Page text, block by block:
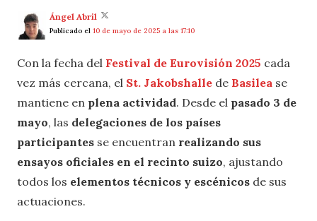
Ángel Abril
Publicado el 10 de mayo de 2025 a las 17:10
Con la fecha del Festival de Eurovisión 2025 cada
vez más cercana, el St. Jakobshalle de Basilea se
mantiene en plena actividad. Desde el pasado 3 de
mayo, las delegaciones de los países
participantes se encuentran realizando sus
ensayos oficiales en el recinto suizo, ajustando
todos los elementos técnicos y escénicos de sus
actuaciones.